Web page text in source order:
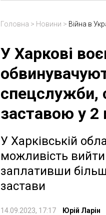
Головна > Новини > Війна в
У Харкові
спецслужби,
заставою у 2
У Харківській
можливість
заплативши
застави
14.09.2023, 17:17 Юрій Ларін